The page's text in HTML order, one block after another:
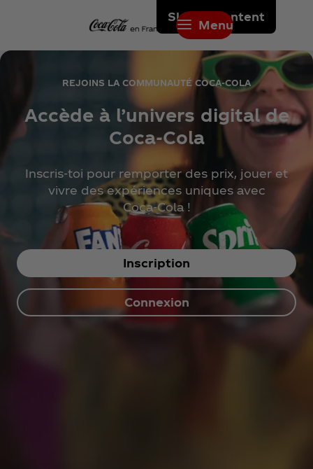
Skip to content
Menu
REJOINS LA COMMUNAUTÉ COCA‑COLA
Accède à l’univers digital de
Coca‑Cola
Inscris-toi pour remporter des prix, jouer et
vivre des expériences uniques avec
Coca‑Cola !
Inscription
Connexion